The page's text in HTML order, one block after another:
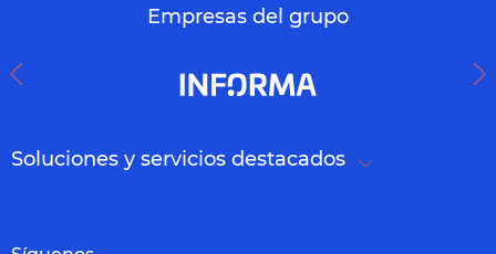
Empresas del grupo
Soluciones y servicios destacados